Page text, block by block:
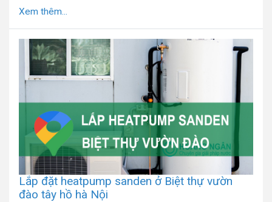
Xem thêm...
Lắp đặt heatpump sanden ở Biệt thự vườn
đào tây hồ hà Nội